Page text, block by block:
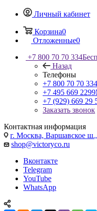
Личный кабинет
Корзина0
Отложенные0
+7 800 70 70 334
Назад
Телефоны
+7 800 70 70 334
+7 495 669 2299
+7 (929) 669 29
Заказать звонок
Контактная информация
г. Москва, Варшавское
shop@victoryco.ru
Вконтакте
Telegram
YouTube
WhatsApp